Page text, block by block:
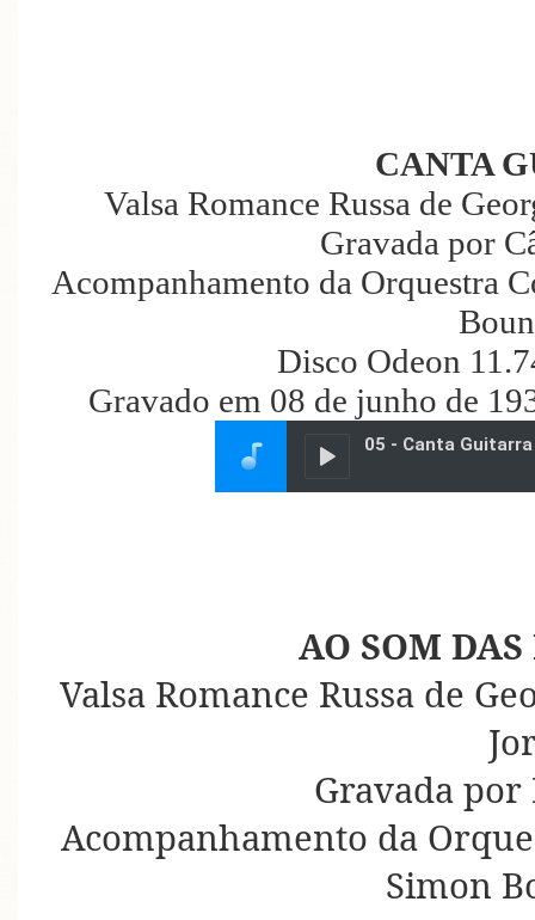
CANTA
Valsa Romance Russa de
Gravada por
Acompanhamento da Orquestra
Disco Odeon
Gravado em 08 de junho de
AO SOM
Valsa Romance Russa de
Gravada
Acompanhamento da
Simon